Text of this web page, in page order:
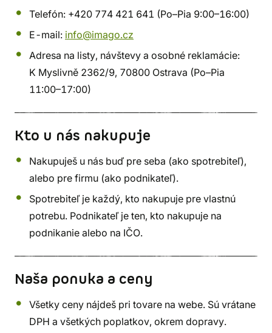
Telefón: +420 774 421 641 (Po–Pia 9:00–16:00)
E-mail: info@imago.cz
Adresa na listy, návštevy a osobné reklamácie:
K Myslivně 2362/9, 70800 Ostrava (Po–Pia
11:00–17:00)
Kto u nás nakupuje
Nakupuješ u nás buď pre seba (ako spotrebiteľ),
alebo pre firmu (ako podnikateľ).
Spotrebiteľ je každý, kto nakupuje pre vlastnú
potrebu. Podnikateľ je ten, kto nakupuje na
podnikanie alebo na IČO.
Naša ponuka a ceny
Všetky ceny nájdeš pri tovare na webe. Sú vrátane
DPH a všetkých poplatkov, okrem dopravy.